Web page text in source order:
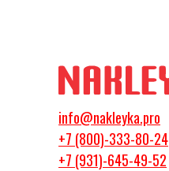
info@nakleyka.pro
+7 (800)-333-80-24
+7 (931)-645-49-52